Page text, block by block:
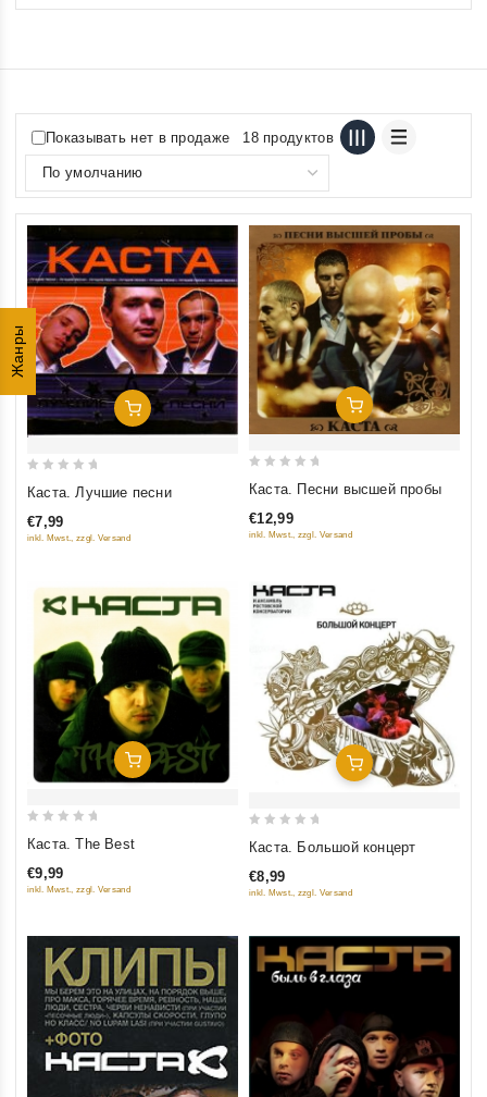
Жанры
Показывать нет в продаже 18 продуктов
Добавить В Корзину
of
Каста. Лучшие песни
€7,99
inkl. Mwst., zzgl. Versand
Добавить В Корзину
of
Каста. Песни высшей пробы
€12,99
inkl. Mwst., zzgl. Versand
Добавить В Корзину
of
Каста. The Best
€9,99
inkl. Mwst., zzgl. Versand
Добавить В Корзину
of
Каста. Большой концерт
€8,99
inkl. Mwst., zzgl. Versand